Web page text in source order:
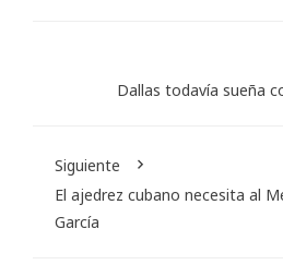
Dallas todavía sueña
Siguiente
El ajedrez cubano necesita al
García